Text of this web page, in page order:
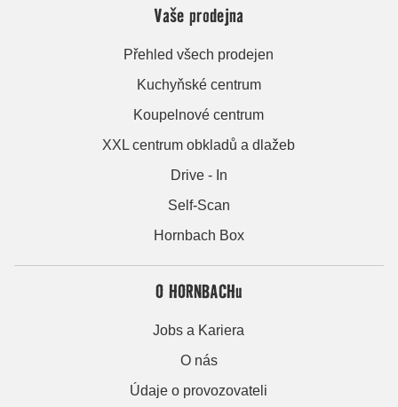
Vaše prodejna
Přehled všech prodejen
Kuchyňské centrum
Koupelnové centrum
XXL centrum obkladů a dlažeb
Drive - In
Self-Scan
Hornbach Box
O HORNBACHu
Jobs a Kariera
O nás
Údaje o provozovateli